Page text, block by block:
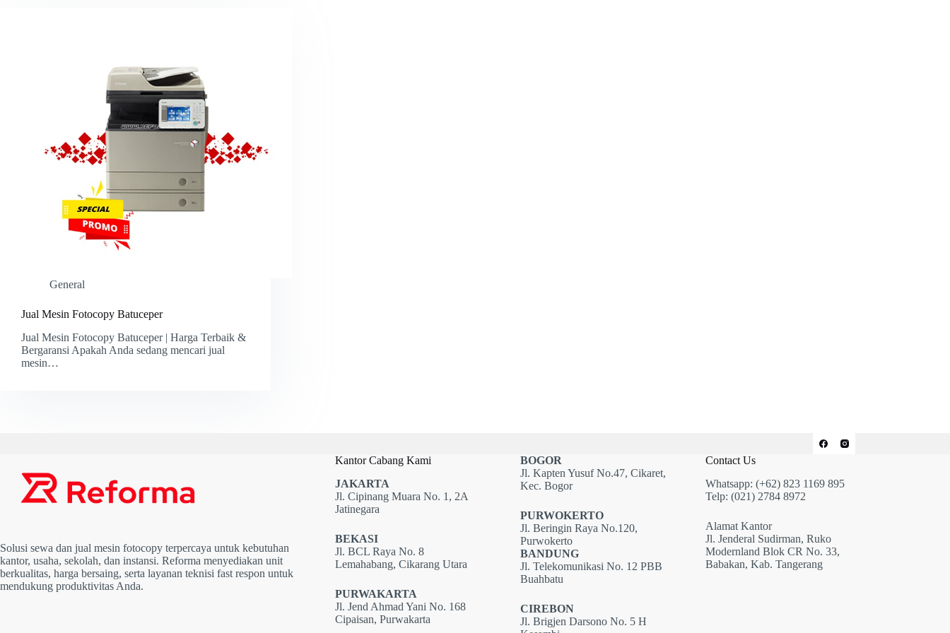
General
Jual Mesin Fotocopy Batuceper
Jual Mesin Fotocopy Batuceper | Harga Terbaik &
Bergaransi Apakah Anda sedang mencari jual
mesin…
Solusi sewa dan jual mesin fotocopy terpercaya untuk kebutuhan
kantor, usaha, sekolah, dan instansi. Reforma menyediakan unit
berkualitas, harga bersaing, serta layanan teknisi fast respon untuk
mendukung produktivitas Anda.
Kantor Cabang Kami
JAKARTA
Jl. Cipinang Muara No. 1, 2A
Jatinegara
BEKASI
Jl. BCL Raya No. 8
Lemahabang, Cikarang Utara
PURWAKARTA
Jl. Jend Ahmad Yani No. 168
Cipaisan, Purwakarta
BOGOR
Jl. Kapten Yusuf No.47, Cikaret,
Kec. Bogor
PURWOKERTO
Jl. Beringin Raya No.120,
Purwokerto
BANDUNG
Jl. Telekomunikasi No. 12 PBB
Buahbatu
CIREBON
Jl. Brigjen Darsono No. 5 H
Contact Us
Whatsapp: (+62) 823 1169 895
Telp: (021) 2784 8972
Alamat Kantor
Jl. Jenderal Sudirman, Ruko
Modernland Blok CR No. 33,
Babakan, Kab. Tangerang